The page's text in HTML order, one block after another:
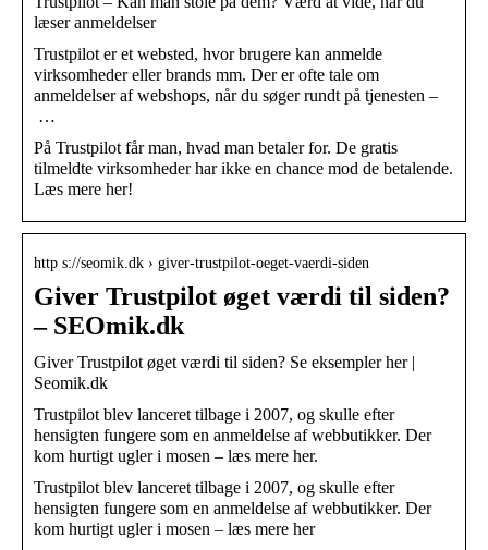
læser anmeldelser
Trustpilot er et websted, hvor brugere kan anmelde
virksomheder eller brands mm. Der er ofte tale om
anmeldelser af webshops, når du søger rundt på tjenesten –
…
På Trustpilot får man, hvad man betaler for. De gratis
tilmeldte virksomheder har ikke en chance mod de betalende.
Læs mere her!
http s://seomik.dk › giver-trustpilot-oeget-vaerdi-siden
Giver Trustpilot øget værdi til siden?
– SEOmik.dk
Giver Trustpilot øget værdi til siden? Se eksempler her |
Seomik.dk
Trustpilot blev lanceret tilbage i 2007, og skulle efter
hensigten fungere som en anmeldelse af webbutikker. Der
kom hurtigt ugler i mosen – læs mere her.
Trustpilot blev lanceret tilbage i 2007, og skulle efter
hensigten fungere som en anmeldelse af webbutikker. Der
kom hurtigt ugler i mosen – læs mere her